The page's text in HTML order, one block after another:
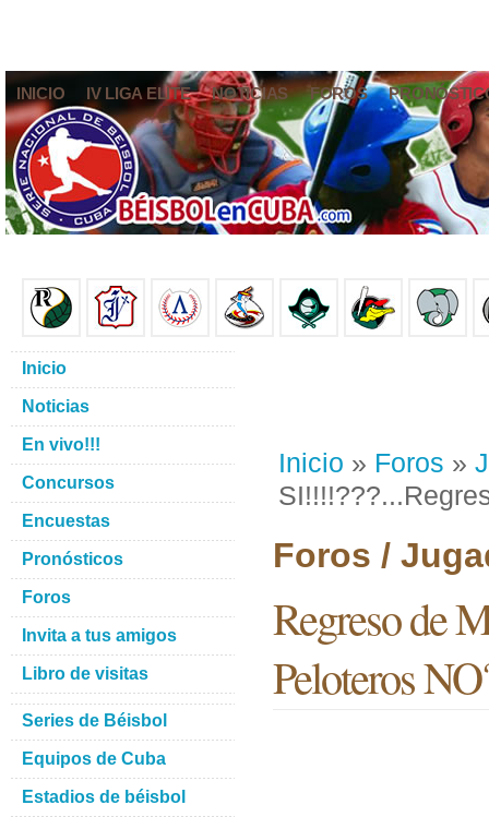
INICIO IV LIGA ELITE NOTICIAS FOROS
Inicio » Foros »
Foros /
Regreso de
Peloteros
Inicio
Noticias
En vivo!!!
Concursos
Encuestas
Pronósticos
Foros
Invita a tus amigos
Libro de visitas
Series de Béisbol
Equipos de Cuba
Estadios de béisbol